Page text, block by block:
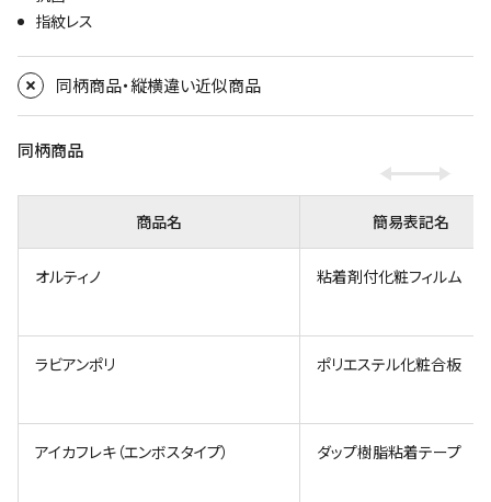
指紋レス
同柄商品・縦横違い近似商品
同柄商品
商品名 簡易表記名
オルティノ 粘着剤付化粧フィルム
ラビアンポリ ポリエステル化粧合板
アイカフレキ（エンボスタイプ） ダップ樹脂粘着テープ